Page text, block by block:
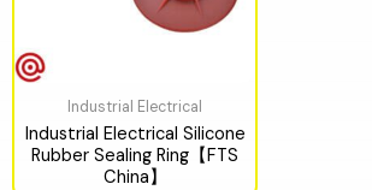
Industrial Electrical
Industrial Electrical Silicone
Rubber Sealing Ring【FTS
China】